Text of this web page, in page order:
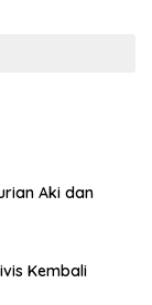
Aki dan
Kembali